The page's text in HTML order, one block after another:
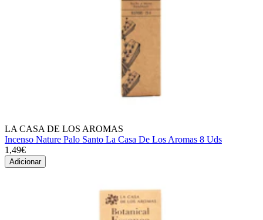
LA CASA DE LOS AROMAS
Incenso Nature Palo Santo La Casa De Los Aromas 8 Uds
1,49€
Adicionar